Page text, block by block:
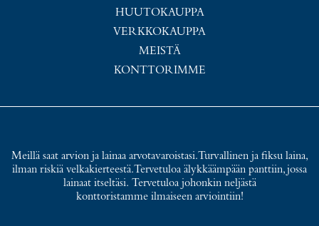
HUUTOKAUPPA
VERKKOKAUPPA
MEISTÄ
KONTTORIMME
Meillä saat arvion ja lainaa arvotavaroistasi. Turvallinen ja fiksu laina,
ilman riskiä velkakierteestä. Tervetuloa älykkäämpään panttiin, jossa
lainaat itseltäsi. Tervetuloa johonkin neljästä
konttoristamme ilmaiseen arviointiin!